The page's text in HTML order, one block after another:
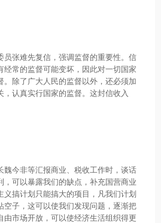
员张难先复信，强调监督的重要性。信
经常的监督可能变坏，因此对一切国家
。除了广大人民的监督以外，还必须加
，认真实行国家的监督。这封信收入
魏今非等汇报商业、税收工作时，谈话
，可以暴露我们的缺点，补充国营商业
义搞计划只能搞大的项目，凡我们计划
空子，这可以使我们发现问题，逐渐把
由市场开放，可以使经济生活组织得更